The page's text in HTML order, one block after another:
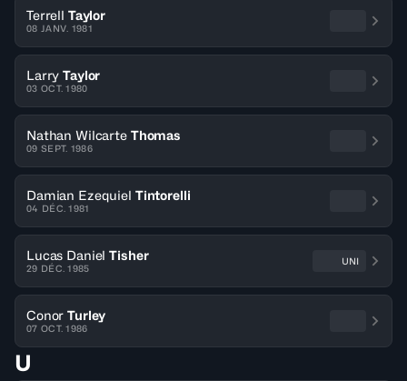
Terrell Taylor
08 JANV. 1981
Larry Taylor
03 OCT. 1980
Nathan Wilcarte Thomas
09 SEPT. 1986
Damian Ezequiel Tintorelli
04 DÉC. 1981
Lucas Daniel Tisher
29 DÉC. 1985
UNI
Conor Turley
07 OCT. 1986
U